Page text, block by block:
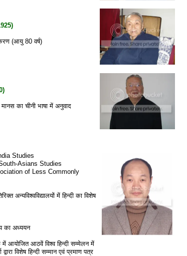
(आयु 80 वर्ष)
मानस का चीनी भाषा में अनुवाद
Studies
Asians Studies
of Less Commonly
अन्यविश्वविद्यालयों में हिन्दी का विशेष
का अध्ययन
में आयोजित आठवें विश्व हिन्दी सम्मेलन में
विशेष हिन्दी सम्मान एवं प्रमाण पत्र